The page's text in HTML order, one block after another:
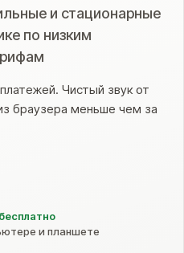
и стационарные
по низким
Чистый звук от
браузера меньше чем за
и планшете